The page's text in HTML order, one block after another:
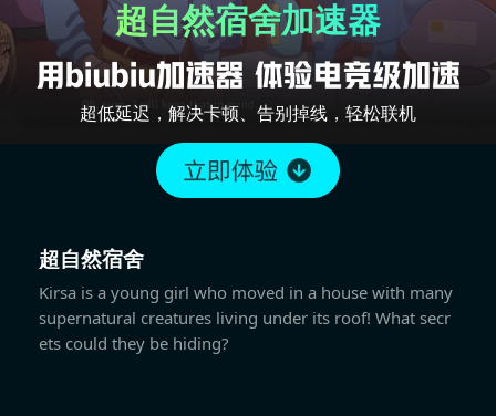
超自然宿舍加速器
超低延迟，解决卡顿、告别掉线，轻松联机
超自然宿舍
Kirsa is a young girl who moved in a house with many
supernatural creatures living under its roof! What secr
ets could they be hiding?